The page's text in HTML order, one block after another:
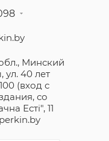
Минский
ул. 40 лет
(вход с
со
Естi", 11